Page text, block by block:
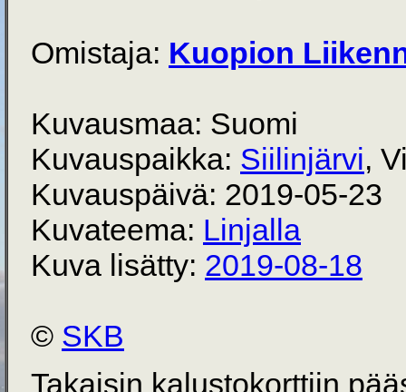
Omistaja: Kuopion
Kuvausmaa: Suomi
Kuvauspaikka: Siilinjärvi,
Kuvauspäivä: 2019-05-23
Kuvateema: Linjalla
Kuva lisätty: 2019-08-18
© SKB
Takaisin kalustokorttiin